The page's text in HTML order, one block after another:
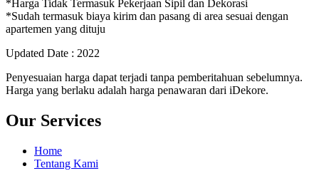
*Harga Tidak Termasuk Pekerjaan Sipil dan Dekorasi
*Sudah termasuk biaya kirim dan pasang di area sesuai dengan
apartemen yang dituju
Updated Date : 2022
Penyesuaian harga dapat terjadi tanpa pemberitahuan sebelumnya.
Harga yang berlaku adalah harga penawaran dari iDekore.
Our Services
Home
Tentang Kami